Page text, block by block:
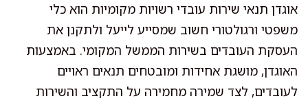
אוגדן תנאי שירות עובדי רשויות מקומיות הוא כלי
משפטי ורגולטורי חשוב שמסייע לייעל ולתקנן את
העסקת העובדים בשירות הממשל המקומי. באמצעות
האוגדן, מושגת אחידות ומובטחים תנאים ראויים
לעובדים, לצד שמירה מחמירה על התקציב והשירות